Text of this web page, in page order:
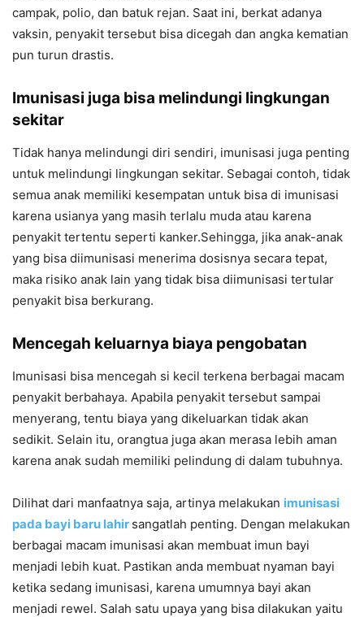
campak, polio, dan batuk rejan. Saat ini, berkat adanya
vaksin, penyakit tersebut bisa dicegah dan angka kematian
pun turun drastis.
Imunisasi juga bisa melindungi lingkungan
sekitar
Tidak hanya melindungi diri sendiri, imunisasi juga penting
untuk melindungi lingkungan sekitar. Sebagai contoh, tidak
semua anak memiliki kesempatan untuk bisa di imunisasi
karena usianya yang masih terlalu muda atau karena
penyakit tertentu seperti kanker.Sehingga, jika anak-anak
yang bisa diimunisasi menerima dosisnya secara tepat,
maka risiko anak lain yang tidak bisa diimunisasi tertular
penyakit bisa berkurang.
Mencegah keluarnya biaya pengobatan
Imunisasi bisa mencegah si kecil terkena berbagai macam
penyakit berbahaya. Apabila penyakit tersebut sampai
menyerang, tentu biaya yang dikeluarkan tidak akan
sedikit. Selain itu, orangtua juga akan merasa lebih aman
karena anak sudah memiliki pelindung di dalam tubuhnya.
Dilihat dari manfaatnya saja, artinya melakukan imunisasi
pada bayi baru lahir sangatlah penting. Dengan melakukan
berbagai macam imunisasi akan membuat imun bayi
menjadi lebih kuat. Pastikan anda membuat nyaman bayi
ketika sedang imunisasi, karena umumnya bayi akan
menjadi rewel. Salah satu upaya yang bisa dilakukan yaitu